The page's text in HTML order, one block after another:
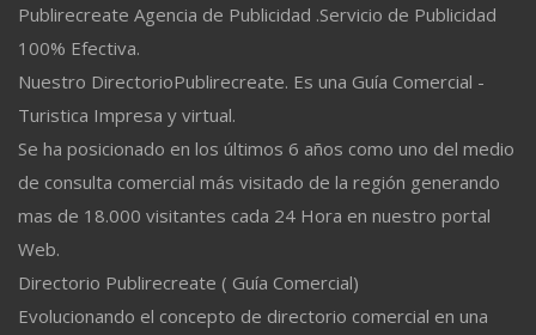
Publirecreate Agencia de Publicidad .Servicio de Publicidad
100% Efectiva.
Nuestro DirectorioPublirecreate. Es una Guía Comercial -
Turistica Impresa y virtual.
Se ha posicionado en los últimos 6 años como uno del medio
de consulta comercial más visitado de la región generando
mas de 18.000 visitantes cada 24 Hora en nuestro portal
Web.
Directorio Publirecreate ( Guía Comercial)
Evolucionando el concepto de directorio comercial en una